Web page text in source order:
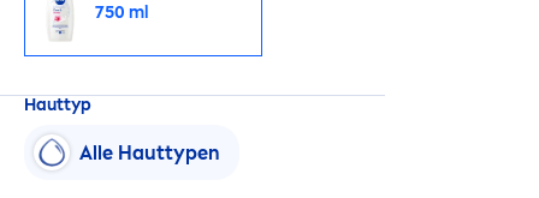
750 ml
Hauttyp
Alle Hauttypen